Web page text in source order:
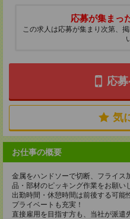
応募が集まっ
この求人は応募が集まり次第、
応
気
お仕事の概要
金属をハンドソーで切断、フライス
品・部材のピッキング作業をお願い
出勤時間・休憩時間は前後する可能
プライベートも充実！
直接雇用を目指す方も、当社が派遣